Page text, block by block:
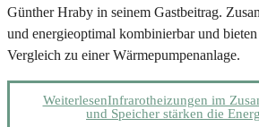
Günther Hraby in seinem Gastbeitrag.
und energieoptimal kombinierbar und
Vergleich zu einer Wärmepumpenanlage.
WeiterlesenInfrarotheizungen im
und Speicher stärken die